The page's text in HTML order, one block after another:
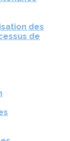
des
de